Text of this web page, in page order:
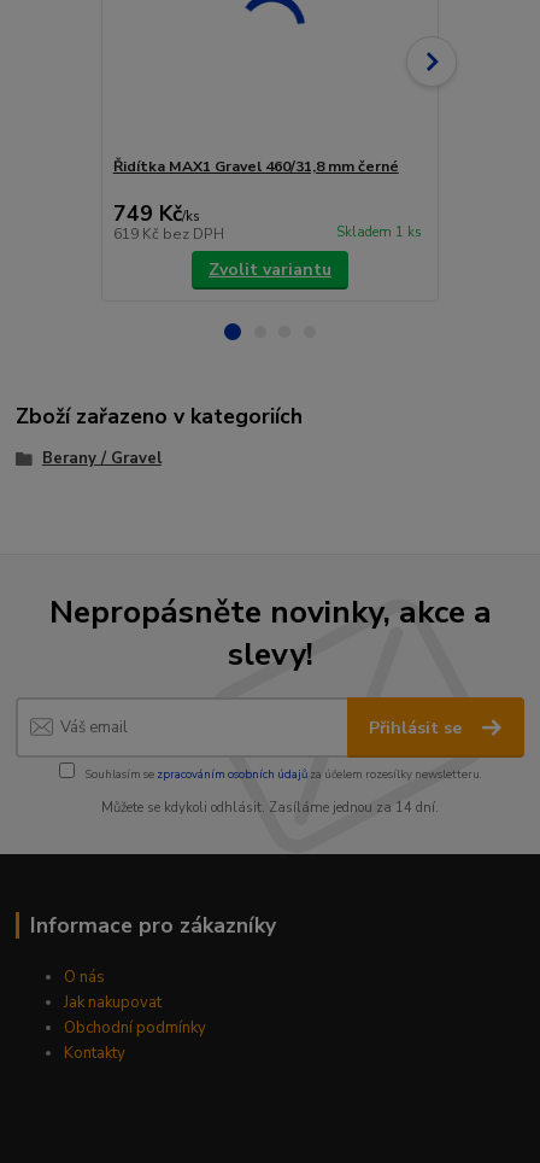
Řidítka MAX1 Gravel 460/31,8 mm černé
749 Kč/ks
619 Kč bez DPH Skladem 1 ks
Zvolit variantu
Zboží zařazeno v kategoriích
Berany / Gravel
Nepropásněte novinky, akce a
slevy!
Přihlásit se
Souhlasím se zpracováním osobních údajůza účelem rozesílky newsletteru.
Můžete se kdykoli odhlásit. Zasíláme jednou za 14 dní.
Informace pro zákazníky
O nás
Jak nakupovat
Obchodní podmínky
Kontakty